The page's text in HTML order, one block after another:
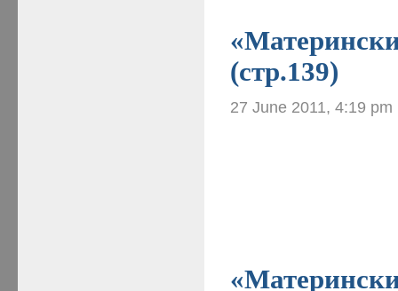
(стр.139)
27 June 2011, 4:19 pm